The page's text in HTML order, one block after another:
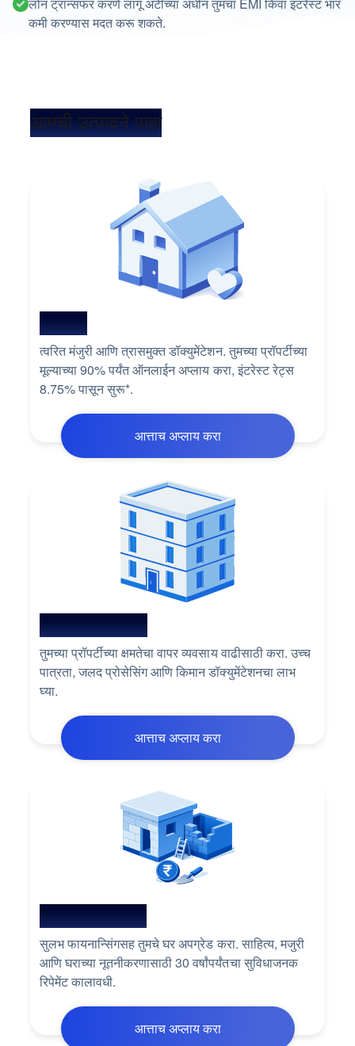
लोन ट्रान्सफर करणे लागू अटींच्या अधीन तुमचा EMI किंवा इंटरेस्ट भार
कमी करण्यास मदत करू शकते.
आमची उत्पादने पाहा
होम लोन
त्वरित मंजुरी आणि त्रासमुक्त डॉक्युमेंटेशन. तुमच्या प्रॉपर्टीच्या
मूल्याच्या 90% पर्यंत ऑनलाईन अप्लाय करा, इंटरेस्ट रेट्स
8.75% पासून सुरू*.
आत्ताच अप्लाय करा
लोन अगेंस्ट प्रॉपर्टी
तुमच्या प्रॉपर्टीच्या क्षमतेचा वापर व्यवसाय वाढीसाठी करा. उच्च
पात्रता, जलद प्रोसेसिंग आणि किमान डॉक्युमेंटेशनचा लाभ
घ्या.
आत्ताच अप्लाय करा
होम रिनोव्हेशन लोन
सुलभ फायनान्सिंगसह तुमचे घर अपग्रेड करा. साहित्य, मजुरी
आणि घराच्या नूतनीकरणासाठी 30 वर्षांपर्यंतचा सुविधाजनक
रिपेमेंट कालावधी.
आत्ताच अप्लाय करा